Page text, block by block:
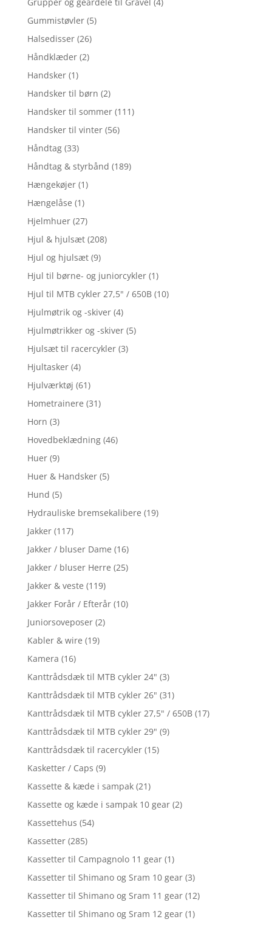
Gummistøvler (5)
Halsedisser (26)
Håndklæder (2)
Handsker (1)
Handsker til børn (2)
Handsker til sommer (111)
Handsker til vinter (56)
Håndtag (33)
Håndtag & styrbånd (189)
Hængekøjer (1)
Hængelåse (1)
Hjelmhuer (27)
Hjul & hjulsæt (208)
Hjul og hjulsæt (9)
Hjul til børne- og juniorcykler (1)
Hjul til MTB cykler 27,5" / 650B (10)
Hjulmøtrik og -skiver (4)
Hjulmøtrikker og -skiver (5)
Hjulsæt til racercykler (3)
Hjultasker (4)
Hjulværktøj (61)
Hometrainere (31)
Horn (3)
Hovedbeklædning (46)
Huer (9)
Huer & Handsker (5)
Hund (5)
Hydrauliske bremsekalibere (19)
Jakker (117)
Jakker / bluser Dame (16)
Jakker / bluser Herre (25)
Jakker & veste (119)
Jakker Forår / Efterår (10)
Juniorsoveposer (2)
Kabler & wire (19)
Kamera (16)
Kanttrådsdæk til MTB cykler 24" (3)
Kanttrådsdæk til MTB cykler 26" (31)
Kanttrådsdæk til MTB cykler 27,5" / 650B (17)
Kanttrådsdæk til MTB cykler 29" (9)
Kanttrådsdæk til racercykler (15)
Kasketter / Caps (9)
Kassette & kæde i sampak (21)
Kassette og kæde i sampak 10 gear (2)
Kassettehus (54)
Kassetter (285)
Kassetter til Campagnolo 11 gear (1)
Kassetter til Shimano og Sram 10 gear (3)
Kassetter til Shimano og Sram 11 gear (12)
Kassetter til Shimano og Sram 12 gear (1)